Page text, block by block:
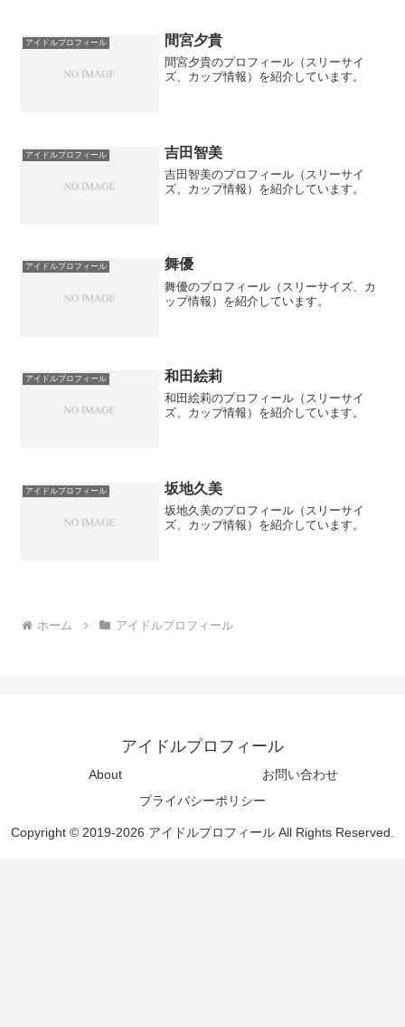
アイドルプロフィール 間宮夕貴
間宮夕貴のプロフィール（スリーサイ
ズ、カップ情報）を紹介しています。
アイドルプロフィール 吉田智美
吉田智美のプロフィール（スリーサイ
ズ、カップ情報）を紹介しています。
アイドルプロフィール 舞優
舞優のプロフィール（スリーサイズ、カ
ップ情報）を紹介しています。
アイドルプロフィール 和田絵莉
和田絵莉のプロフィール（スリーサイ
ズ、カップ情報）を紹介しています。
アイドルプロフィール 坂地久美
坂地久美のプロフィール（スリーサイ
ズ、カップ情報）を紹介しています。
ホーム アイドルプロフィール
アイドルプロフィール
About
お問い合わせ
プライバシーポリシー
Copyright © 2019-2026 アイドルプロフィール All Rights Reserved.